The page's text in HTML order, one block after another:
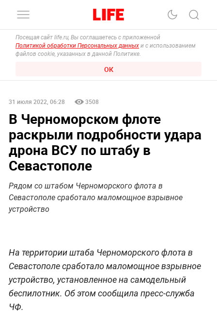
Посещая сайт life.ru, Вы соглашаетесь с приложенной
Политикой обработки Персональных данных и с использованием
файлов cookie, указанных в данной Политике.
ОК
31 июля 2022, 06:28 3508
В Черноморском флоте
раскрыли подробности удара
дрона ВСУ по штабу в
Севастополе
Рядом со штабом Черноморского флота в
Севастополе сработало маломощное взрывное
устройство
На территории штаба Черноморского флота в
Севастополе сработало маломощное взрывное
устройство, установленное на самодельный
беспилотник. Об этом сообщила пресс-служба
ЧФ.